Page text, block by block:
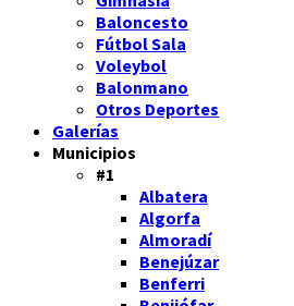
Baloncesto
Fútbol Sala
Voleybol
Balonmano
Otros Deportes
Galerías
Municipios
#1
Albatera
Algorfa
Almoradí
Benejúzar
Benferri